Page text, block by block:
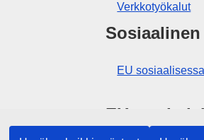
Verkkotyökalut
EU
EU:n